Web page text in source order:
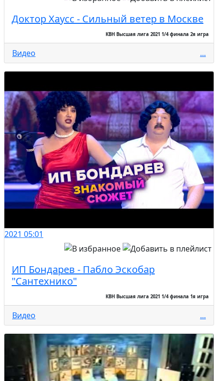
Доктор Хаусс - Сильный ветер в Москве
КВН Высшая лига 2021 1/4 финала 2я игра
Видео ...
2021 05:01
ИП Бондарев - Пабло Эскобар
"Сантехнико"
КВН Высшая лига 2021 1/4 финала 1я игра
Видео ...